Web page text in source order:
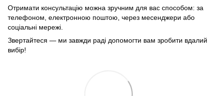
Отримати консультацію можна зручним для вас способом: за
телефоном, електронною поштою, через месенджери або
соціальні мережі.
Звертайтеся — ми завжди раді допомогти вам зробити вдалий
вибір!